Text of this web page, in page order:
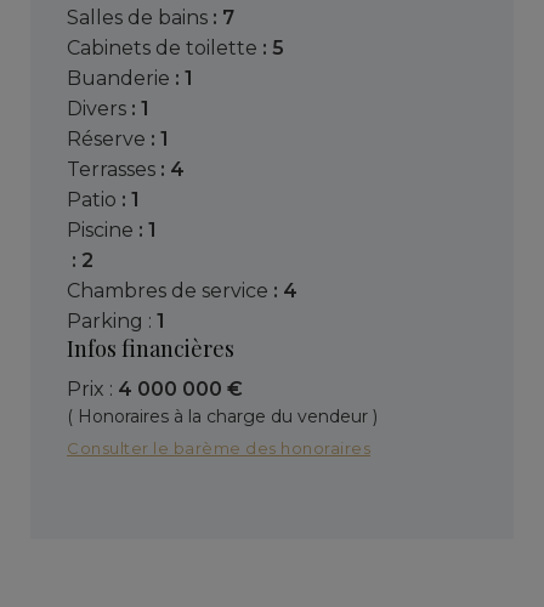
salles de bains : 7
cabinets de toilette : 5
buanderie : 1
divers : 1
réserve : 1
terrasses : 4
patio : 1
piscine : 1
: 2
chambres de service : 4
parking : 1
Infos financières
Prix : 4 000 000 €
( Honoraires à la charge du vendeur )
Consulter le barème des honoraires